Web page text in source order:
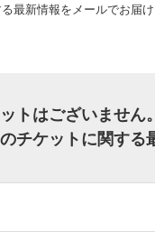
最新情報をメールでお届け
トはございません。
チケットに関する